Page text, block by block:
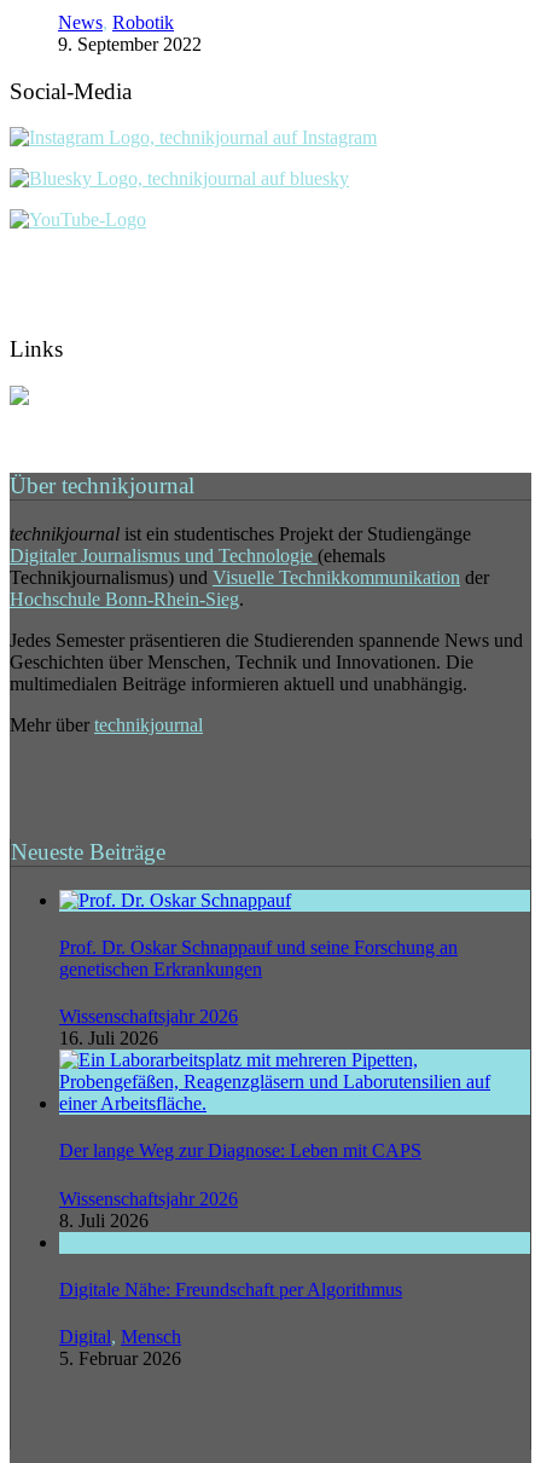
News, Robotik
9. September 2022
Social-Media
Links
Über technikjournal
technikjournal ist ein studentisches Projekt der Studiengänge
Digitaler Journalismus und Technologie (ehemals
Technikjournalismus) und Visuelle Technikkommunikation der
Hochschule Bonn-Rhein-Sieg.
Jedes Semester präsentieren die Studierenden spannende News und
Geschichten über Menschen, Technik und Innovationen. Die
multimedialen Beiträge informieren aktuell und unabhängig.
Mehr über technikjournal
Neueste Beiträge
Prof. Dr. Oskar Schnappauf und seine Forschung an
genetischen Erkrankungen
Wissenschaftsjahr 2026
16. Juli 2026
Der lange Weg zur Diagnose: Leben mit CAPS
Wissenschaftsjahr 2026
8. Juli 2026
Digitale Nähe: Freundschaft per Algorithmus
Digital, Mensch
5. Februar 2026